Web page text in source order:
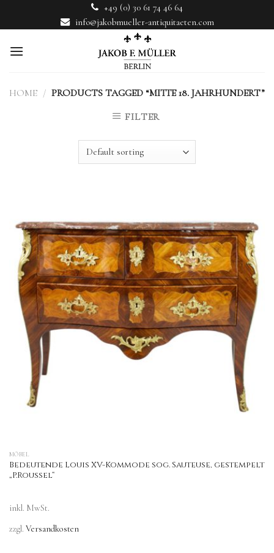
+49 (0) 30 61 74 46 64
info@jakobmueller-antiquitaeten.com
HOME / PRODUCTS TAGGED “MITTE 18. JAHRHUNDERT”
FILTER
MÖBEL
Bedeutende Louis XV-Kommode sog. Sauteuse, gestempelt
„P.Roussel“
inkl. MwSt.
zzgl. Versandkosten